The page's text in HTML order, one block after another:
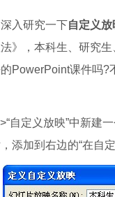
入研究一下自定义放
》，本科生、研究
PowerPoint课件吗
定义放映”中新建一
添加到右边的“在自